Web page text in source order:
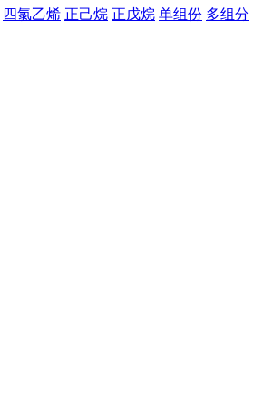
四氯乙烯 正己烷 正戊烷 单组份 多组分